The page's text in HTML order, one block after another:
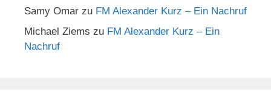
Samy Omar zu FM Alexander Kurz – Ein Nachruf
Michael Ziems zu FM Alexander Kurz – Ein
Nachruf